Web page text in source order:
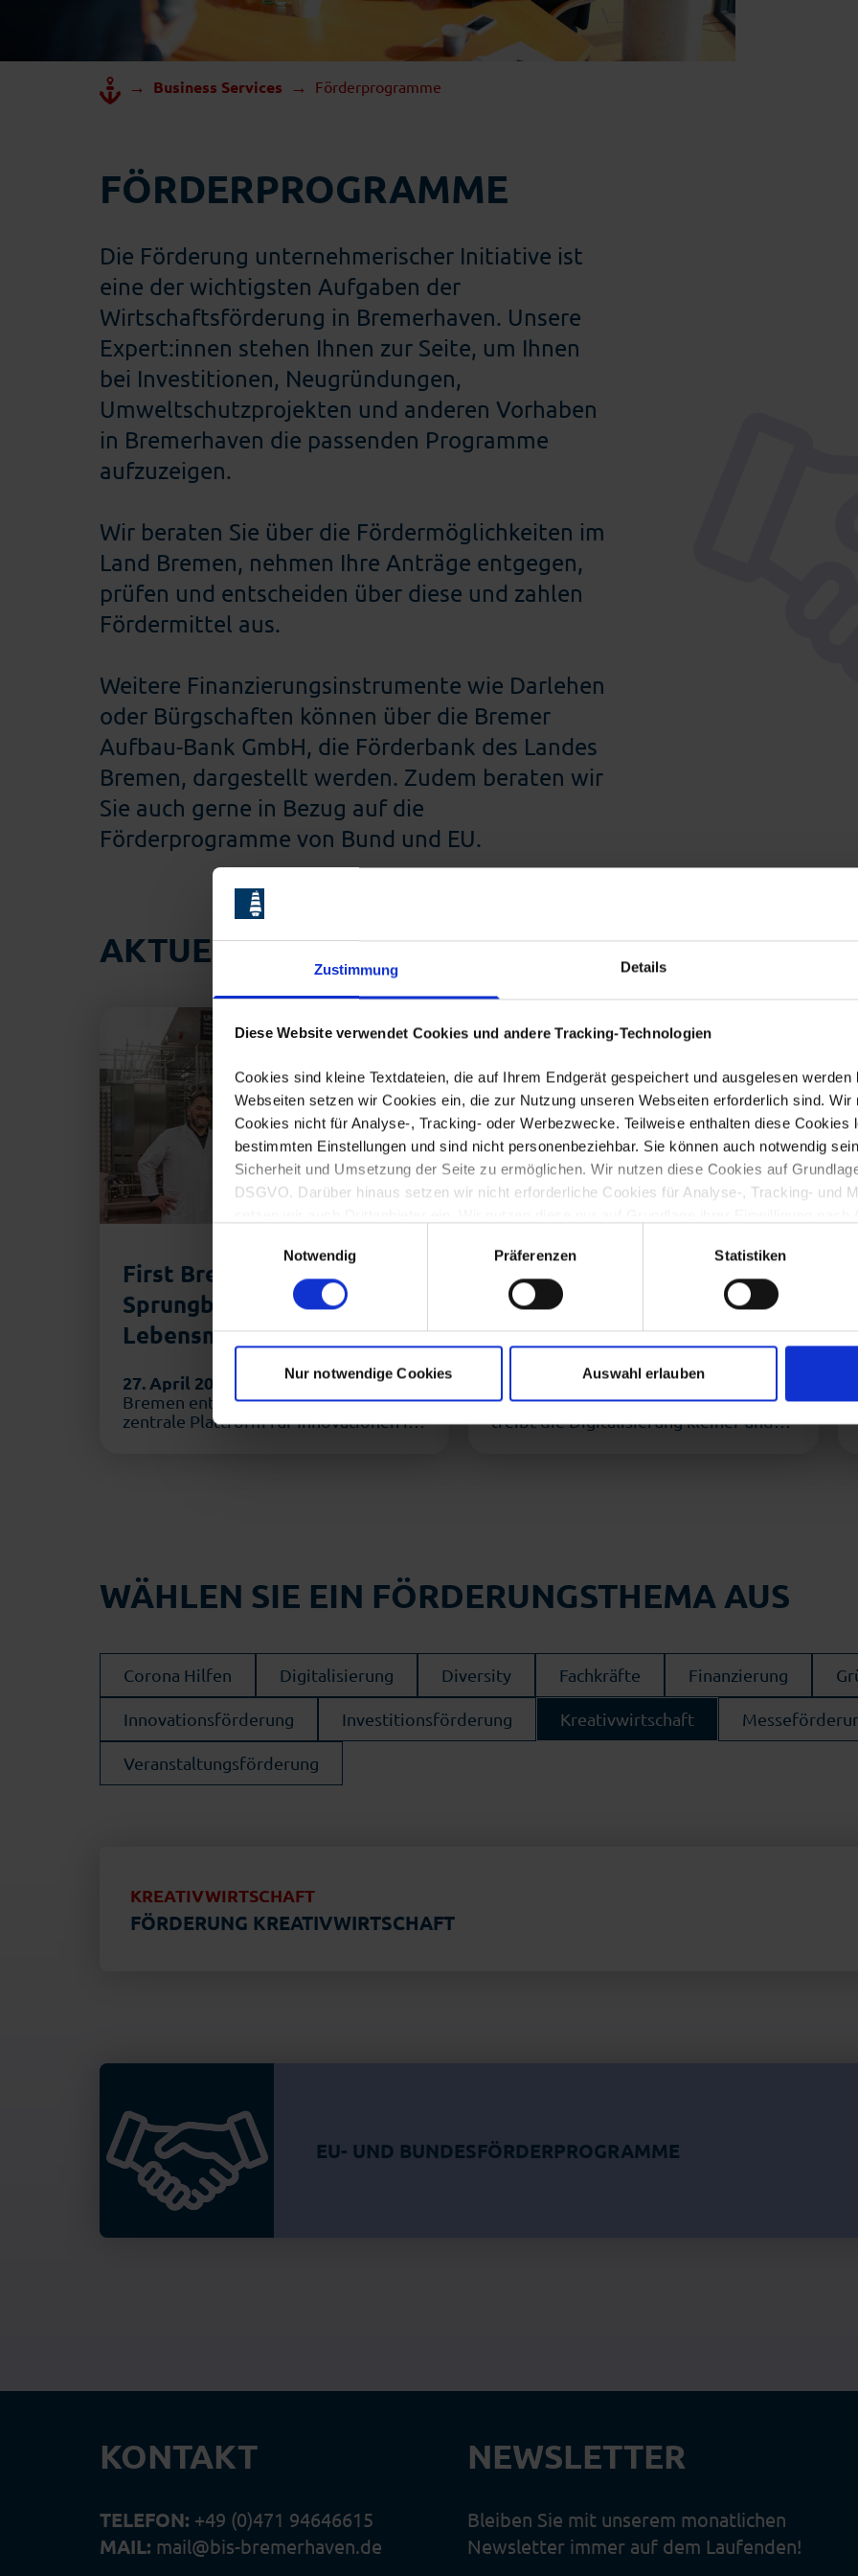
Zustimmung Details
Diese Website verwendet Cookies und andere Tracking-Technologien
Cookies sind kleine Textdateien, die auf Ihrem Endgerät gespeichert und ausgelesen werden
Webseiten setzen wir Cookies ein, die zur Nutzung unseren Webseiten erforderlich sind.
Cookies nicht für Analyse-, Tracking- oder Werbezwecke. Teilweise enthalten diese Cookies
bestimmten Einstellungen und sind nicht personenbeziehbar. Sie können auch notwendig
Sicherheit und Umsetzung der Seite zu ermöglichen. Wir nutzen diese Cookies auf
DSGVO. Darüber hinaus setzen wir nicht erforderliche Cookies für Analyse-, Tracking- und
einwilligen, können Sie der untenstehenden Tabelle entnehmen.
Mit Ihrer Einstellung willigen Sie in die beschriebenen Vorgänge ein. Sie können Ihre
Zukunft widerrufen. Mehr Informationen finden Sie in unserer Datenschutzerklärung.
Notwendig
Präferenzen Statistiken
Nur notwendige Cookies Auswahl erlauben
Einzelhandel
→ Business Services → Förderprogramme
FÖRDERPROGRAMME
Die Förderung unternehmerischer Initiative ist
eine der wichtigsten Aufgaben der
Wirtschaftsförderung in Bremerhaven. Unsere
Expert:innen stehen Ihnen zur Seite, um Ihnen
bei Investitionen, Neugründungen,
Umweltschutzprojekten und anderen Vorhaben
in Bremerhaven die passenden Programme
aufzuzeigen.
Wir beraten Sie über die Fördermöglichkeiten im
Land Bremen, nehmen Ihre Anträge entgegen,
prüfen und entscheiden über diese und zahlen
Fördermittel aus.
Weitere Finanzierungsinstrumente wie Darlehen
oder Bürgschaften können über die Bremer
Aufbau-Bank GmbH, die Förderbank des Landes
Bremen, dargestellt werden. Zudem beraten wir
Sie auch gerne in Bezug auf die
Förderprogramme von Bund und EU.
AKTUELLES AUS DER FÖRDERLANDSCHAFT
First Bremerhaven: Das
Sprungbrett in die
Lebensmittelindustrie
27. April 2026
Mit dem Food Land
Bremen entstand Ende 2024 eine
zentrale Plattform für Innovationen in
Neues Förderprogramm
unterstützt Digitalisierung
im Mittelstand
2. April 2026Bis zu 17.000 Euro
Förderung ab 1. April 2026. Bremen
treibt die Digitalisierung kleiner und
WÄHLEN SIE EIN FÖRDERUNGSTHEMA AUS
Corona Hilfen Digitalisierung Diversity Fachkräfte Finanzierung
Innovationsförderung Investitionsförderung Kreativwirtschaft
Veranstaltungsförderung
KREATIVWIRTSCHAFT
FÖRDERUNG KREATIVWIRTSCHAFT
EU- UND BUNDESFÖRDERPROGRAMME
KONTAKT
TELEFON: +49 (0)471 94646615
MAIL: mail@bis-bremerhaven.de
NEWSLETTER
Bleiben Sie mit unserem monatlichen
Newsletter immer auf dem Laufenden!